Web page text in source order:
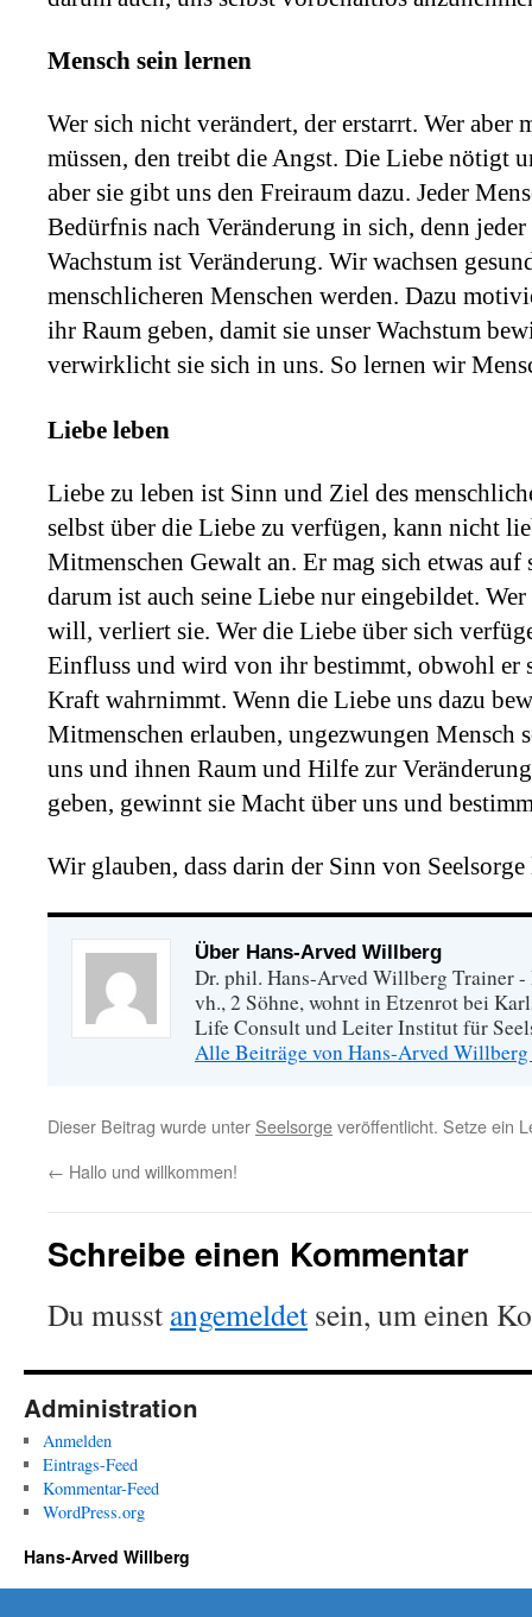
Mensch sein lernen
Wer sich nicht verändert, der erstarrt. Wer aber
müssen, den treibt die Angst. Die Liebe nötigt
aber sie gibt uns den Freiraum dazu. Jeder
Bedürfnis nach Veränderung in sich, denn
Wachstum ist Veränderung. Wir wachsen
menschlicheren Menschen werden. Dazu
ihr Raum geben, damit sie unser Wachstum
verwirklicht sie sich in uns. So lernen wir
Liebe leben
Liebe zu leben ist Sinn und Ziel des
selbst über die Liebe zu verfügen, kann nicht
Mitmenschen Gewalt an. Er mag sich etwas
darum ist auch seine Liebe nur eingebildet.
will, verliert sie. Wer die Liebe über sich
Einfluss und wird von ihr bestimmt, obwohl er
Kraft wahrnimmt. Wenn die Liebe uns dazu
Mitmenschen erlauben, ungezwungen Mensch
uns und ihnen Raum und Hilfe zur
geben, gewinnt sie Macht über uns und
Wir glauben, dass darin der Sinn von
Über Hans-Arved Willberg
Dr. phil. Hans-Arved Willberg Trainer
vh., 2 Söhne, wohnt in Etzenrot bei
Life Consult und Leiter Institut für
Alle Beiträge von Hans-Arved
Dieser Beitrag wurde unter Seelsorgeveröffentlicht. Setze ein
← Hallo und willkommen!
Schreibe einen Kommentar
Du musst angemeldet sein, um einen
Administration
Anmelden
Eintrags-Feed
Kommentar-Feed
WordPress.org
Hans-Arved Willberg